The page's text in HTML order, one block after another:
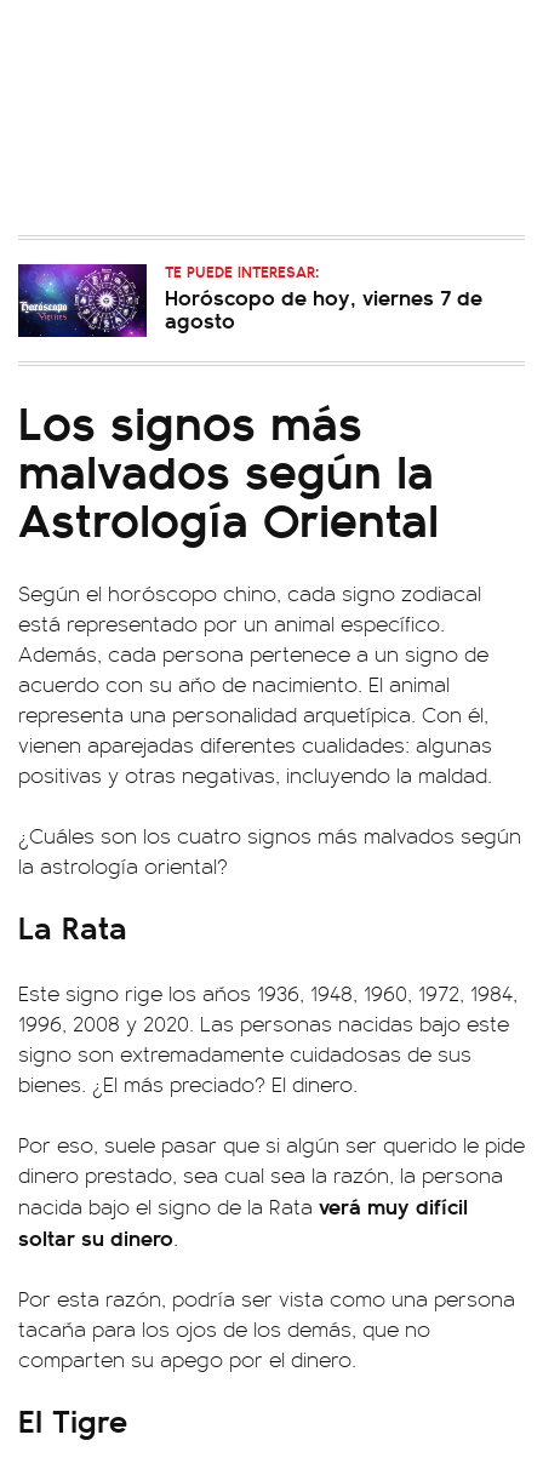
TE PUEDE INTERESAR:
Horóscopo de hoy, viernes 7 de
agosto
Los signos más
malvados según la
Astrología Oriental
Según el horóscopo chino, cada signo zodiacal
está representado por un animal específico.
Además, cada persona pertenece a un signo de
acuerdo con su año de nacimiento. El animal
representa una personalidad arquetípica. Con él,
vienen aparejadas diferentes cualidades: algunas
positivas y otras negativas, incluyendo la maldad.
¿Cuáles son los cuatro signos más malvados según
la astrología oriental?
La Rata
Este signo rige los años 1936, 1948, 1960, 1972, 1984,
1996, 2008 y 2020. Las personas nacidas bajo este
signo son extremadamente cuidadosas de sus
bienes. ¿El más preciado? El dinero.
Por eso, suele pasar que si algún ser querido le pide
dinero prestado, sea cual sea la razón, la persona
nacida bajo el signo de la Rata verá muy difícil
soltar su dinero.
Por esta razón, podría ser vista como una persona
tacaña para los ojos de los demás, que no
comparten su apego por el dinero.
El Tigre